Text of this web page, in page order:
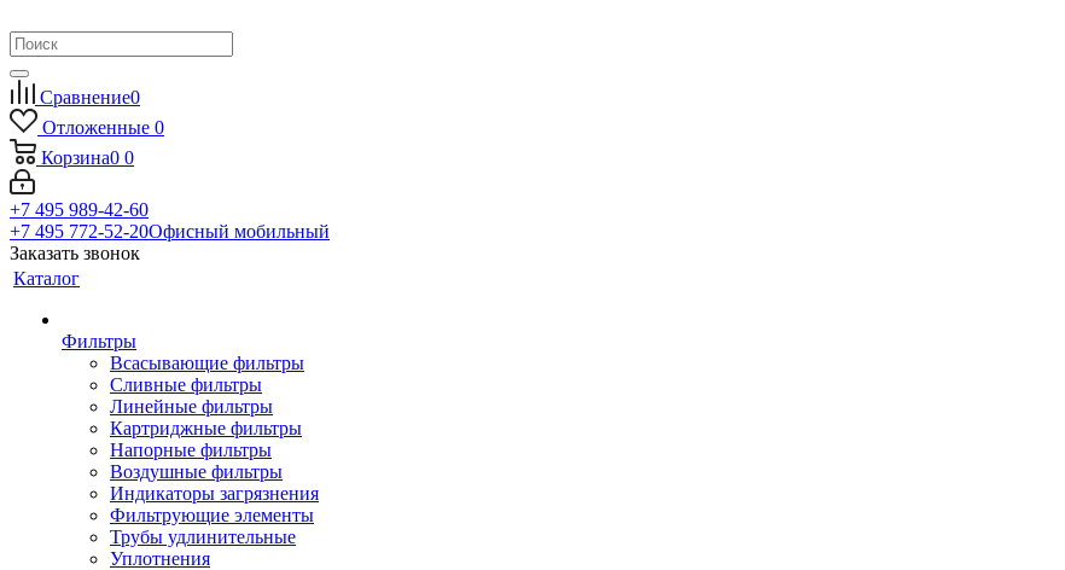
Сравнение0
Отложенные 0
Корзина0 0
+7 495 989-42-60
+7 495 772-52-20Офисный мобильный
Заказать звонок
Каталог
Фильтры
Всасывающие фильтры
Сливные фильтры
Линейные фильтры
Картриджные фильтры
Напорные фильтры
Воздушные фильтры
Индикаторы загрязнения
Фильтрующие элементы
Трубы удлинительные
Уплотнения